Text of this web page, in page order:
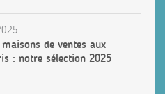
de ventes aux
: notre sélection 2025